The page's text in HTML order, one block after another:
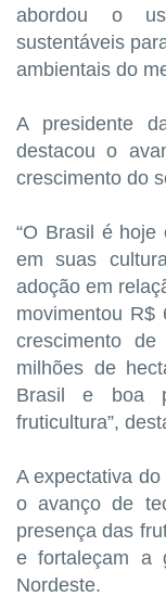
abordou o
sustentáveis
ambientais do
A presidente
destacou o
crescimento do
“O Brasil é
em suas
adoção em
movimentou R$
crescimento
milhões de
Brasil e boa
fruticultura”,
A expectativa
o avanço de
presença das
e fortaleçam a
Nordeste.